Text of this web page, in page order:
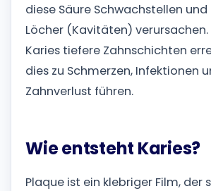
diese Säure Schwachstellen
Löcher (Kavitäten) verursachen.
Karies tiefere Zahnschichten
dies zu Schmerzen, Infektionen
Zahnverlust führen.
Wie entsteht Karies?
Plaque ist ein klebriger Film, der